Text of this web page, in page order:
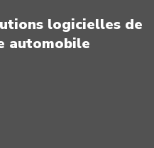
logicielles de
automobile